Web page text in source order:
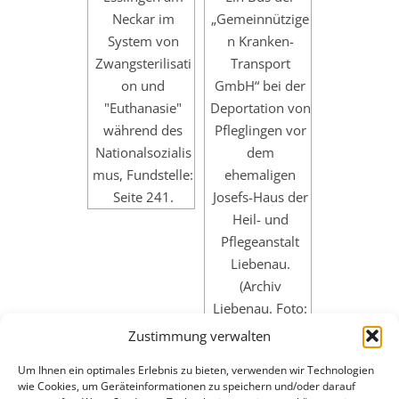
Zustimmung verwalten
Um Ihnen ein optimales Erlebnis zu bieten, verwenden wir Technologien
wie Cookies, um Geräteinformationen zu speichern und/oder darauf
Neckar im
System von
Zwangsterilisati
on und
"Euthanasie"
während des
Nationalsozialis
mus, Fundstelle:
Seite 241.
„Gemeinnützige
n Kranken-
Transport
GmbH“ bei der
Deportation von
Pfleglingen vor
dem
ehemaligen
Josefs-Haus der
Heil- und
Pflegeanstalt
Liebenau.
(Archiv
Liebenau. Foto:
Pfarrer Alois
Oktober 1940.)